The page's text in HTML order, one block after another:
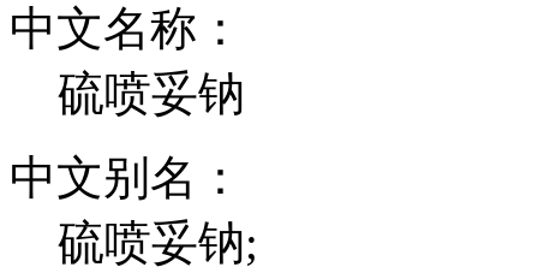
中文名称：
硫喷妥钠
中文别名：
硫喷妥钠;